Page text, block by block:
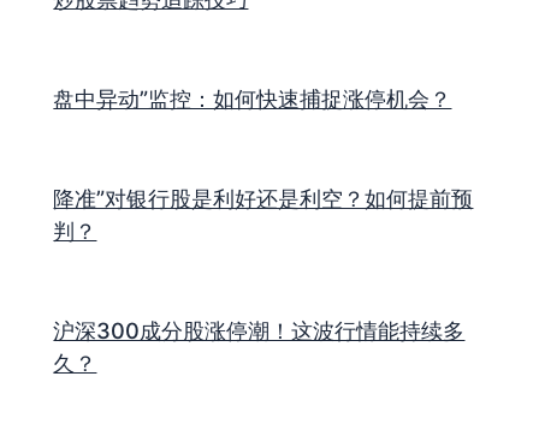
盘中异动”监控：如何快速捕捉涨停机会？
降准”对银行股是利好还是利空？如何提前预
判？
沪深300成分股涨停潮！这波行情能持续多
久？